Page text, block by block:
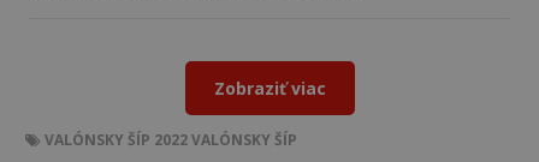
Zobraziť viac
VALÓNSKY ŠÍP 2022VALÓNSKY ŠÍP